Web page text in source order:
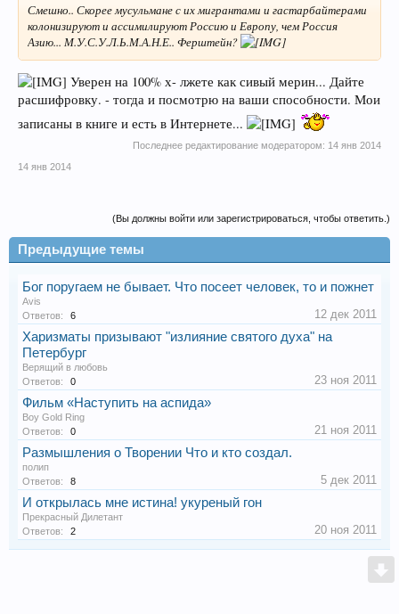
Смешно.. Скорее мусульмане с их мигрантами и гастарбайтерами
колонизируют и ассимилируют Россию и Европу, чем Россия
Азию... М.У.С.У.Л.Ь.М.А.Н.Е.. Ферштейн?
Уверен на 100% х- лжете как сивый мерин... Дайте
расшифровку. - тогда и посмотрю на ваши способности. Мои
записаны в книге и есть в Интернете...
Последнее редактирование модератором: 14 янв 2014
14 янв 2014
(Вы должны войти или зарегистрироваться, чтобы ответить.)
Предыдущие темы
Бог поругаем не бывает. Что посеет человек, то и пожнет
Avis
Ответов:
6 12 дек 2011
Харизматы призывают "излияние святого духа" на
Петербург
Верящий в любовь
Ответов:
0 23 ноя 2011
Фильм «Наступить на аспида»
Boy Gold Ring
Ответов:
0 21 ноя 2011
Размышления о Творении Что и кто создал.
полип
Ответов:
8 5 дек 2011
И открылась мне истина! укуреный гон
Прекрасный Дилетант
Ответов:
2 20 ноя 2011